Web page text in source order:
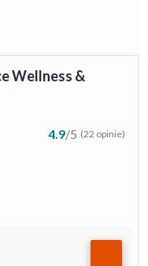
Wellness &
4.9/5 (22 opinie)